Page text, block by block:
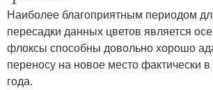
Наиболее благоприятным периодом
пересадки данных цветов является
флоксы способны довольно хорошо
переносу на новое место фактически
года.